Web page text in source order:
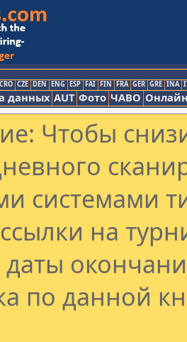
CRO CZE DEN ENG ESP FAI FIN FRA GER GRE INA
данных AUT Фото ЧАВО
Чтобы
системами
на
даты
по данной